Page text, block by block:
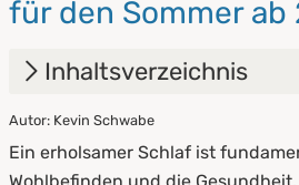
für den Sommer ab
Inhaltsverzeichnis
1. Vorteile von kühlenden
2. TopCool-Technologie
Autor: Kevin Schwabe
Ein erholsamer Schlaf ist